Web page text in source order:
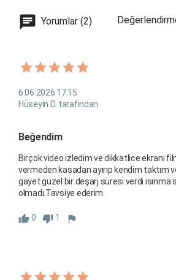
Yorumlar (2)
6.06.2026 17:15
Hüseyin D. tarafından
Beğendim
Birçok video izledim ve dikkatlice ekranı
vermeden kasadan ayırıp kendim taktım
gayet güzel bir deşarj süresi verdi ısınma
olmadı.Tavsiye ederim.
0 1